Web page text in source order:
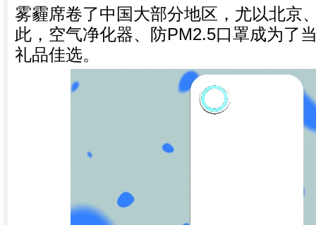
雾霾席卷了中国大部分地区，尤以北京
此，空气净化器、防PM2.5口罩成为了
礼品佳选。